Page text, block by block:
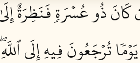
كَانَ ذُو عُسۡرَةٖ فَنَظِرَةٌ
يَوۡمٗا تُرۡجَعُونَ فِيهِ إِلَى